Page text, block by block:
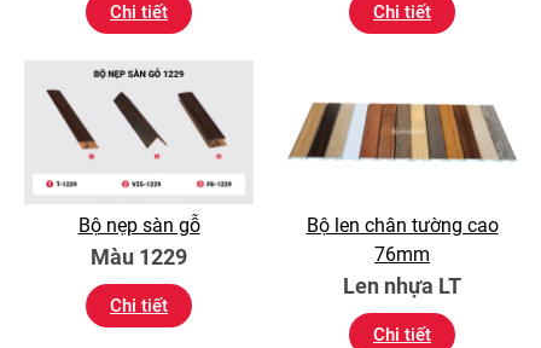
Chi tiết Chi tiết
Bộ nẹp sàn gỗ
Màu 1229
Chi tiết
Bộ len chân tường cao
76mm
Len nhựa LT
Chi tiết